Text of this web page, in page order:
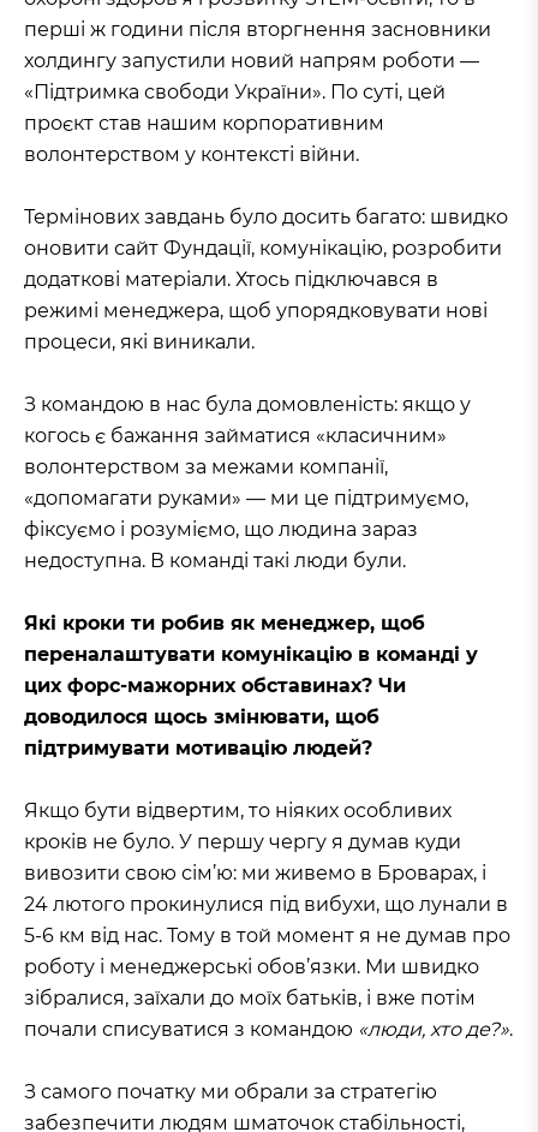
перші ж години після вторгнення засновники
холдингу запустили новий напрям роботи —
«Підтримка свободи України». По суті, цей
проєкт став нашим корпоративним
волонтерством у контексті війни.
Термінових завдань було досить багато: швидко
оновити сайт Фундації, комунікацію, розробити
додаткові матеріали. Хтось підключався в
режимі менеджера, щоб упорядковувати нові
процеси, які виникали.
З командою в нас була домовленість: якщо у
когось є бажання займатися «класичним»
волонтерством за межами компанії,
«допомагати руками» — ми це підтримуємо,
фіксуємо і розуміємо, що людина зараз
недоступна. В команді такі люди були.
Які кроки ти робив як менеджер, щоб
переналаштувати комунікацію в команді у
цих форс-мажорних обставинах? Чи
доводилося щось змінювати, щоб
підтримувати мотивацію людей?
Якщо бути відвертим, то ніяких особливих
кроків не було. У першу чергу я думав куди
вивозити свою сім’ю: ми живемо в Броварах, і
24 лютого прокинулися під вибухи, що лунали в
5-6 км від нас. Тому в той момент я не думав про
роботу і менеджерські обов’язки. Ми швидко
зібралися, заїхали до моїх батьків, і вже потім
почали списуватися з командою «люди, хто де?».
З самого початку ми обрали за стратегію
забезпечити людям шматочок стабільності,